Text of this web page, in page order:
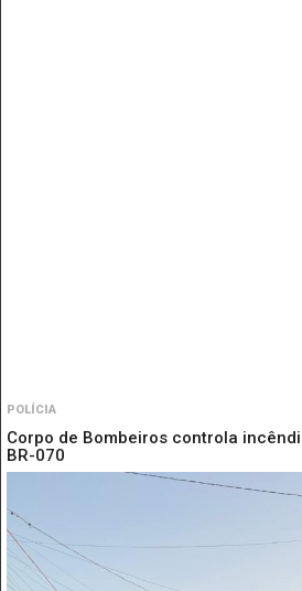
POLÍCIA
Corpo de Bombeiros controla
BR-070